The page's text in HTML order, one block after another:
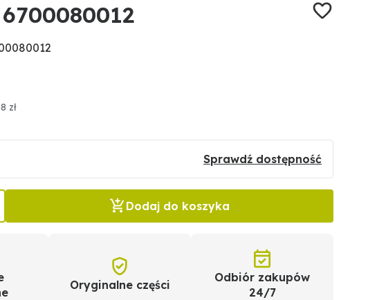
zł
Sprawdź dostępność
Dodaj do koszyka
Oryginalne części
Odbiór zakupów
24/7